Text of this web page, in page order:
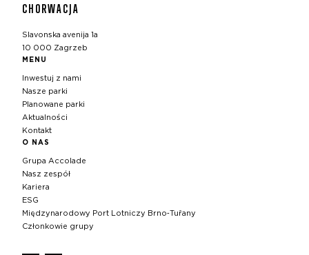
CHORWACJA
Slavonska avenija 1a
10 000 Zagrzeb
MENU
Inwestuj z nami
Nasze parki
Planowane parki
Aktualności
Kontakt
O NAS
Grupa Accolade
Nasz zespół
Kariera
ESG
Międzynarodowy Port Lotniczy Brno‑Tuřany
Członkowie grupy